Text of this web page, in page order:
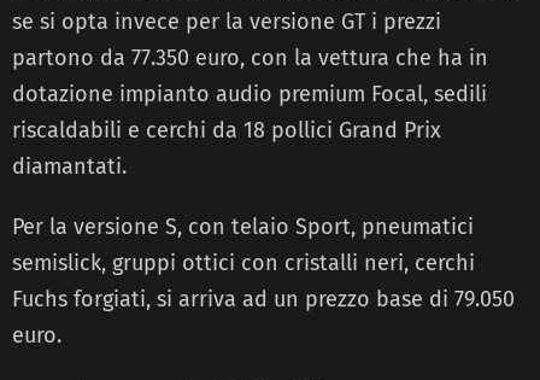
se si opta invece per la versione GT i prezzi
partono da 77.350 euro, con la vettura che ha in
dotazione impianto audio premium Focal, sedili
riscaldabili e cerchi da 18 pollici Grand Prix
diamantati.
Per la versione S, con telaio Sport, pneumatici
semislick, gruppi ottici con cristalli neri, cerchi
Fuchs forgiati, si arriva ad un prezzo base di 79.050
euro.